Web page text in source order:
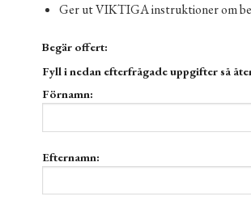
Ger ut VIKTIGA instruktioner om
Begär offert:
Fyll i nedan efterfrågade uppgifter så
Förnamn:
Efternamn: